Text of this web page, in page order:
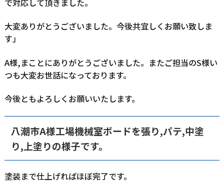
大変ありがとうございました。今後共宜しくお願い致しま
す」
A様,まことにありがとうございました。またご担当のS様い
つも大変お世話になっております。
今後ともよろしくお願いいたします。
八潮市A様工場機械室ボードを張り,パテ,中塗
り,上塗りの様子です。
塗装まで仕上げればほぼ完了です。